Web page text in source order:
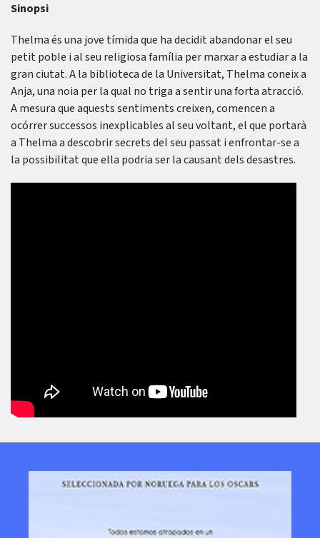
Sinopsi
Thelma és una jove tímida que ha decidit abandonar el seu
petit poble i al seu religiosa família per marxar a estudiar a la
gran ciutat. A la biblioteca de la Universitat, Thelma coneix a
Anja, una noia per la qual no triga a sentir una forta atracció.
A mesura que aquests sentiments creixen, comencen a
ocórrer successos inexplicables al seu voltant, el que portarà
a Thelma a descobrir secrets del seu passat i enfrontar-se a
la possibilitat que ella podria ser la causant dels desastres.